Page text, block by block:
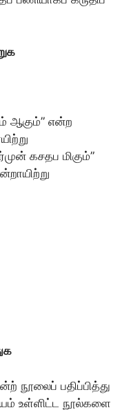
ஆகும்” என்ற
கசதப மிகும்”
நூலைப் பதிப்பித்து
உள்ளிட்ட நூல்களை